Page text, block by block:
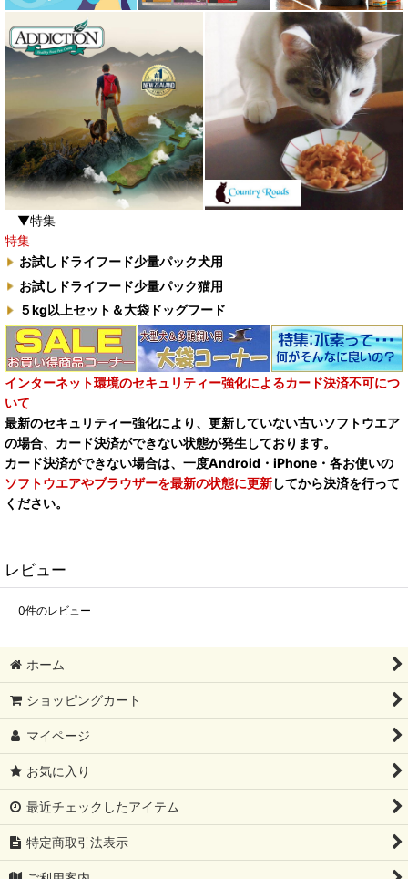
▼特集
特集
お試しドライフード少量パック犬用
お試しドライフード少量パック猫用
５kg以上セット＆大袋ドッグフード
インターネット環境のセキュリティー強化によるカード決済不可につ
いて
最新のセキュリティー強化により、更新していない古いソフトウエア
の場合、カード決済ができない状態が発生しております。
カード決済ができない場合は、一度Android・iPhone・各お使いの
ソフトウエアやブラウザーを最新の状態に更新してから決済を行って
ください。
レビュー
0件のレビュー
ホーム
ショッピングカート
マイページ
お気に入り
最近チェックしたアイテム
特定商取引法表示